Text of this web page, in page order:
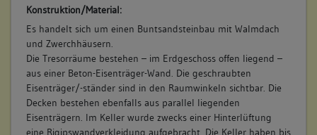
Konstruktion/Material:
Es handelt sich um einen Buntsandsteinbau mit Walmdach
und Zwerchhäusern.
Die Tresorräume bestehen – im Erdgeschoss offen liegend –
aus einer Beton-Eisenträger-Wand. Die geschraubten
Eisenträger/-ständer sind in den Raumwinkeln sichtbar. Die
Decken bestehen ebenfalls aus parallel liegenden
Eisenträgern. Im Keller wurde zwecks einer Hinterlüftung
eine Rigipswandverkleidung aufgebracht. Die Keller haben bis